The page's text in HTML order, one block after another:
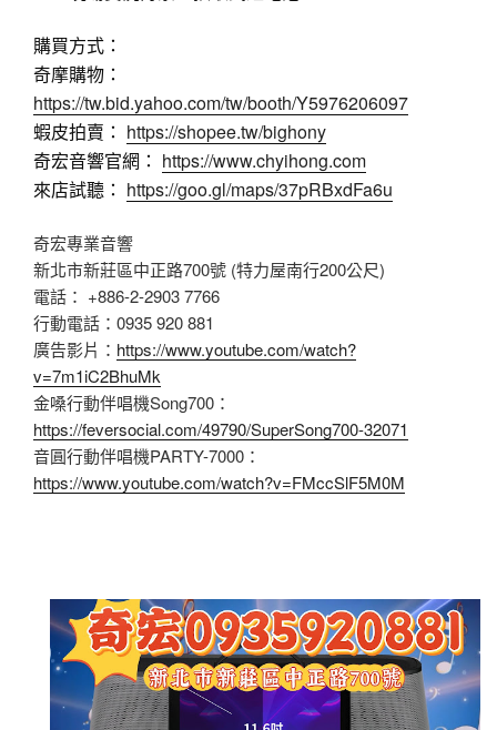
購買方式：
奇摩購物：
https://tw.bid.yahoo.com/tw/booth/Y5976206097
蝦皮拍賣： https://shopee.tw/bighony
奇宏音響官網： https://www.chyihong.com
來店試聽： https://goo.gl/maps/37pRBxdFa6u
奇宏專業音響
新北市新莊區中正路700號 (特力屋南行200公尺)
電話： +886-2-2903 7766
行動電話：0935 920 881
廣告影片： https://www.youtube.com/watch?
v=7m1iC2BhuMk
金嗓行動伴唱機Song700：
https://feversocial.com/49790/SuperSong700-32071
音圓行動伴唱機PARTY-7000：
https://www.youtube.com/watch?v=FMccSlF5M0M